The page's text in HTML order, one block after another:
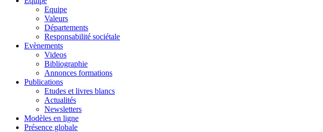
Equipe
Valeurs
Départements
Responsabilité sociétale
Evènements
Videos
Bibliographie
Annonces formations
Publications
Etudes et livres blancs
Actualités
Newsletters
Modèles en ligne
Présence globale